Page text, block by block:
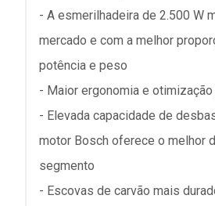
- A esmerilhadeira de 2.500 W
mercado e com a melhor
potência e peso
- Maior ergonomia e otimização
- Elevada capacidade de
motor Bosch oferece o melhor
segmento
- Escovas de carvão mais